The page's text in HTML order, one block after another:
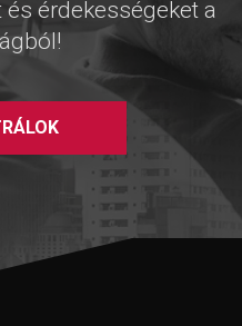
érdekességeket a